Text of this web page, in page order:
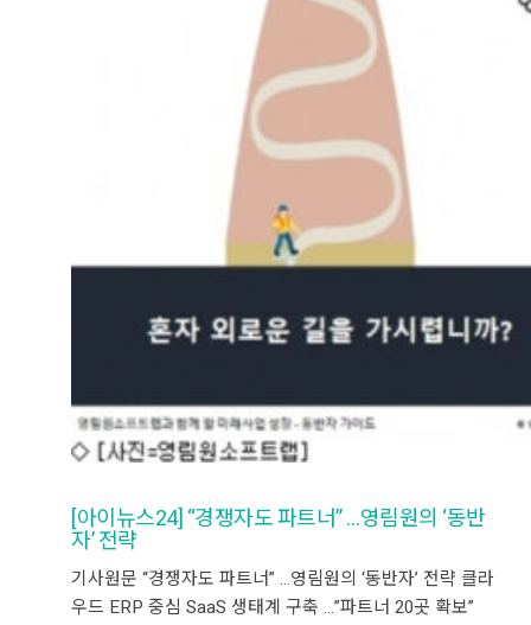
[아이뉴스24] “경쟁자도 파트너” …영림원의 ‘동반
자’ 전략
기사원문 “경쟁자도 파트너” …영림원의 ‘동반자’ 전략 클라
우드 ERP 중심 SaaS 생태계 구축 …”파트너 20곳 확보”